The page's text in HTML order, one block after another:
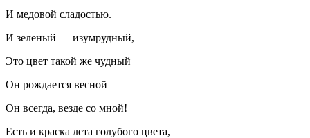
И медовой сладостью.
И зеленый — изумрудный,
Это цвет такой же чудный
Он рождается весной
Он всегда, везде со мной!
Есть и краска лета голубого цвета,